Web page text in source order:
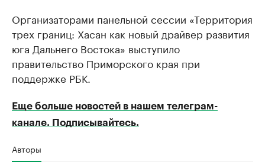
Организаторами панельной сессии «Территория
трех границ: Хасан как новый драйвер развития
юга Дальнего Востока» выступило
правительство Приморского края при
поддержке РБК.
Еще больше новостей в нашем телеграм-
канале. Подписывайтесь.
Авторы